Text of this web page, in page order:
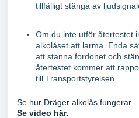
tillfälligt stänga av
Om du inte utför återtestet
alkolåset att larma. Enda
att stanna fordonet och
återtestet kommer att
till Transportstyrelsen.
Se hur Dräger alkolås fungerar.
Se video här.